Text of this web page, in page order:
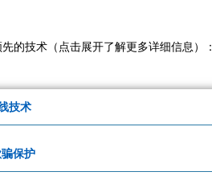
的技术（点击展开了解更多详细信息）：
技术
保护